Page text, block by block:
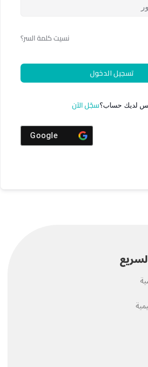
نسيت كلمة السر؟
تسجيل الدخول
لديك حساب؟سجّل الآن
Google